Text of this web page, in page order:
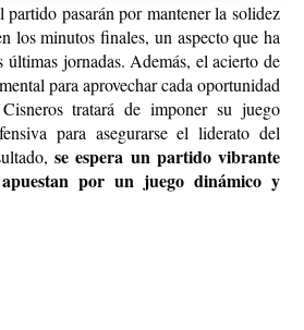
pasarán por mantener la solidez
los minutos finales, un aspecto que ha
jornadas. Además, el acierto de
para aprovechar cada oportunidad
tratará de imponer su juego
para asegurarse el liderato del
se espera un partido vibrante
por un juego dinámico y